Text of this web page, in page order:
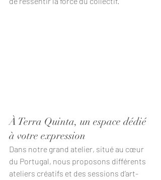
À Terra Quinta, un espace dédié
à votre expression
Dans notre grand atelier, situé au cœur
du Portugal, nous proposons différents
ateliers créatifs et des sessions d’art-